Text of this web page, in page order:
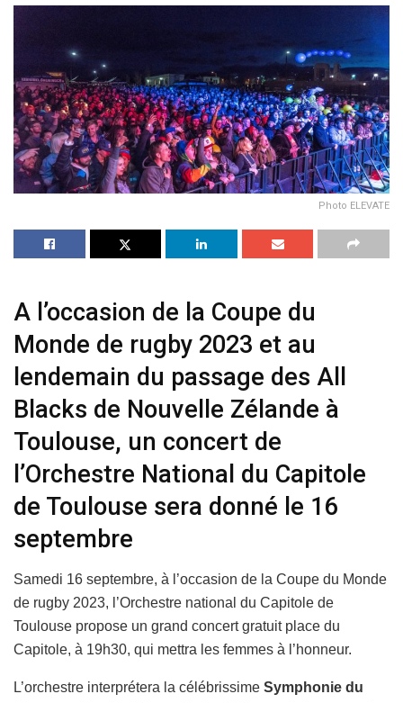
Photo ELEVATE
A l’occasion de la Coupe du
Monde de rugby 2023 et au
lendemain du passage des All
Blacks de Nouvelle Zélande à
Toulouse, un concert de
l’Orchestre National du Capitole
de Toulouse sera donné le 16
septembre
Samedi 16 septembre, à l’occasion de la Coupe du Monde
de rugby 2023, l’Orchestre national du Capitole de
Toulouse propose un grand concert gratuit place du
Capitole, à 19h30, qui mettra les femmes à l’honneur.
L’orchestre interprétera la célébrissime Symphonie du